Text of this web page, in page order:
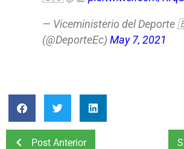
— Viceministerio del
(@DeporteEc) May 7, 2021
Post Anterior